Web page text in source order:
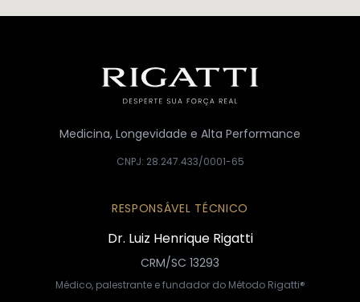
Medicina, Longevidade e Alta Performance
CNPJ: 28.247.433/0001-65
RESPONSÁVEL TÉCNICO
Dr. Luiz Henrique Rigatti
CRM/SC 13293
Médico, palestrante e fundador do Método Rigatti®